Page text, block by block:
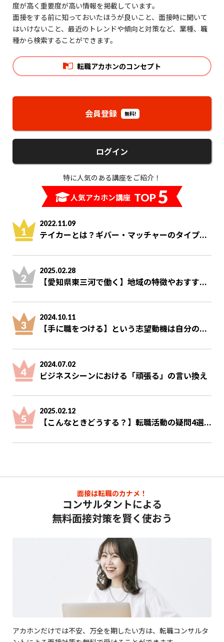
度が高く重要度が高い情報を掲載しています。
面接をする前に知っておいたほうが良いこと、面接時に聞いて
はいけないこと、最近のトレンドや傾向と対策など、業種、職
種から検索することができます。
転職アカホンのコンセプト
会員登録 無料!
ログイン
特に人気のある講座をご紹介！
人気アカホン講座 TOP5
2022.11.09
テイカーとは？ギバー・マッチャーのタイプ...
2025.02.28
【愛知県東三河で働く】地域の特徴やおすす...
2024.10.11
【手に職をつける】という志望動機は自分の...
2024.07.02
ビジネスシーンにおける「頑張る」の言い換え
2025.02.12
【こんなときどうする？】転職活動の疑問4選...
面接は転職のカナメ！
コンサルタントによる
無料面接対策を賢く使おう
アカホンだけでは不安、万全を期したい方は、転職コンサルタ